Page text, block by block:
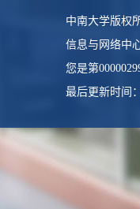
中南大学版权
信息与网络中
您是第
最后更新时间：